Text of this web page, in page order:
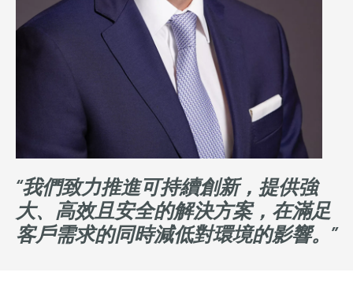
“我們致力推進可持續創新，提供強
大、高效且安全的解決方案，在滿足
客戶需求的同時減低對環境的影響。”